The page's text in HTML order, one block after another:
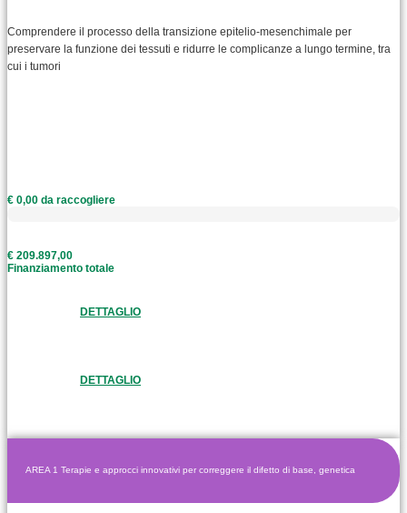
Comprendere il processo della transizione epitelio-mesenchimale per
preservare la funzione dei tessuti e ridurre le complicanze a lungo termine, tra
cui i tumori
€ 0,00 da raccogliere
€ 209.897,00
Finanziamento totale
DETTAGLIO
DETTAGLIO
AREA 1 Terapie e approcci innovativi per correggere il difetto di base, genetica